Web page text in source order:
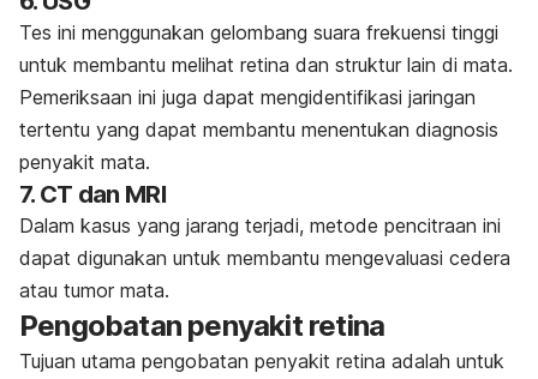
Tes ini menggunakan gelombang suara frekuensi tinggi
untuk membantu melihat retina dan struktur lain di mata.
Pemeriksaan ini juga dapat mengidentifikasi jaringan
tertentu yang dapat membantu menentukan diagnosis
penyakit mata.
7. CT dan MRI
Dalam kasus yang jarang terjadi, metode pencitraan ini
dapat digunakan untuk membantu mengevaluasi cedera
atau tumor mata.
Pengobatan penyakit retina
Tujuan utama pengobatan penyakit retina adalah untuk